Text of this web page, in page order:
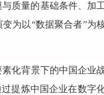
质量的基础条件、加
为以“数据聚合者”为
化背景下的中国企业
提炼中国企业在数字